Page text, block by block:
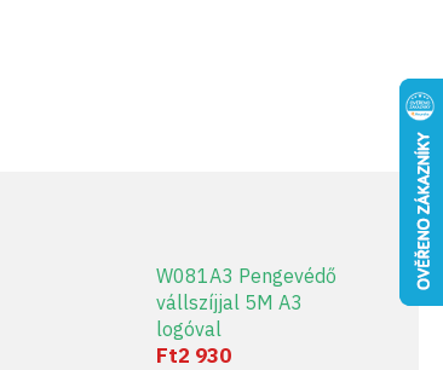
W081A3 Pengevédő
vállszíjjal 5M A3
logóval
Ft2 930